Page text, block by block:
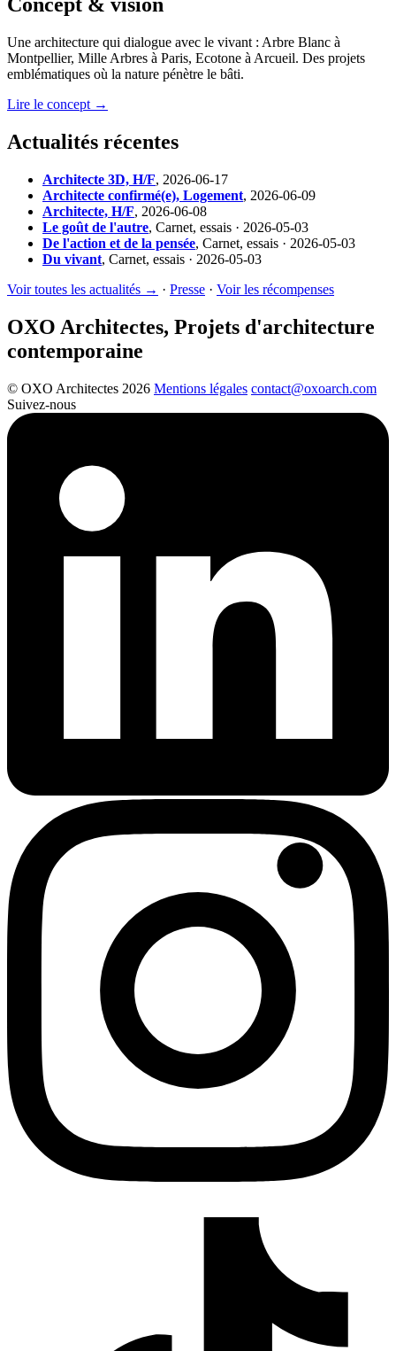
Concept & vision
Une architecture qui dialogue avec le vivant : Arbre Blanc à
Montpellier, Mille Arbres à Paris, Ecotone à Arcueil. Des projets
emblématiques où la nature pénètre le bâti.
Lire le concept →
Actualités récentes
Architecte 3D, H/F, 2026-06-17
Architecte confirmé(e), Logement, 2026-06-09
Architecte, H/F, 2026-06-08
Le goût de l'autre, Carnet, essais · 2026-05-03
De l'action et de la pensée, Carnet, essais · 2026-05-03
Du vivant, Carnet, essais · 2026-05-03
Voir toutes les actualités → · Presse · Voir les récompenses
OXO Architectes, Projets d'architecture
contemporaine
© OXO Architectes 2026 Mentions légales contact@oxoarch.com
Suivez-nous